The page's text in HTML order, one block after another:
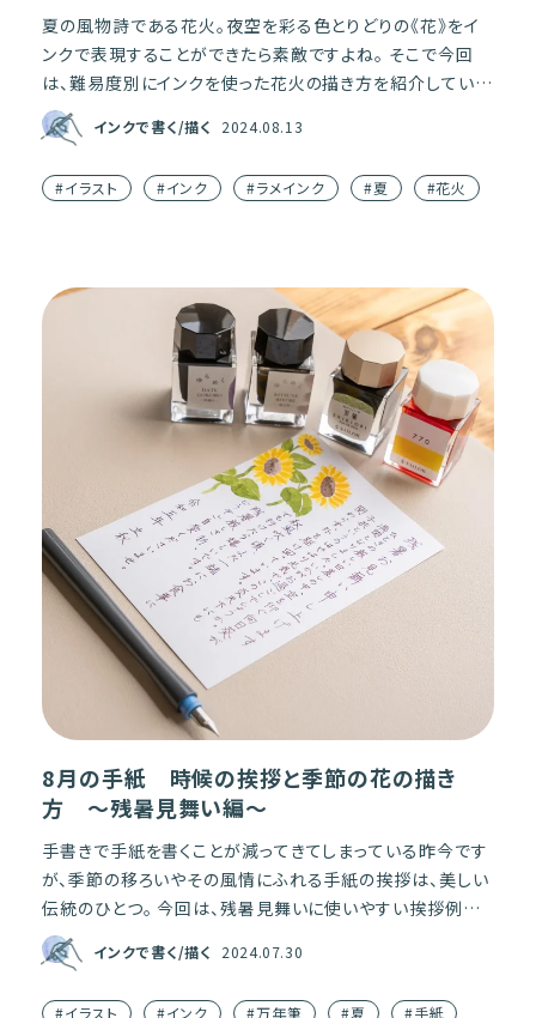
夏の風物詩である花火。夜空を彩る色とりどりの《花》をイ
ンクで表現することができたら素敵ですよね。 そこで今回
は、難易度別にインクを使った花火の描き方を紹介していき
ます！ 手帳や日記、ハガキなどいろいろな場所に使える花火
の […]
インクで書く/描く 2024.08.13
#イラスト #インク #ラメインク #夏 #花火
8月の手紙 時候の挨拶と季節の花の描き
方 〜残暑見舞い編〜
手書きで手紙を書くことが減ってきてしまっている昨今です
が、季節の移ろいやその風情にふれる手紙の挨拶は、美しい
伝統のひとつ。 今回は、残暑見舞いに使いやすい挨拶例文
と、文章に添えるだけで紙面がはなやぐ季節の花「向日葵
（ひま […]
インクで書く/描く 2024.07.30
#イラスト #インク #万年筆 #夏 #手紙